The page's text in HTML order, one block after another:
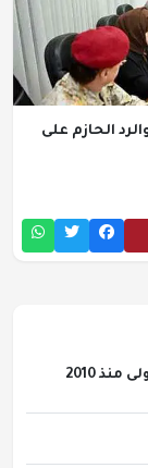
الحازم على
2010